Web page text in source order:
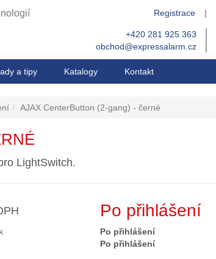
Registrace |
+420 281 925 363
obchod@expressalarm.cz
a tipy Katalogy Kontakt
AJAX CenterButton (2-gang) - černé
LightSwitch.
Po přihlášení
Po přihlášení
Po přihlášení